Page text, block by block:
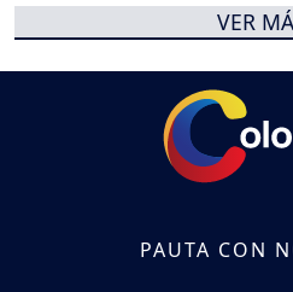
VER
PAUTA CON